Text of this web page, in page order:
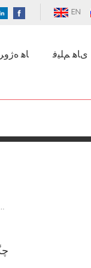
EN
ﺎﻫ ﯼﺎﻫ ﻢﻠﯿﻓ
چگونه پمپ سیرکولاسیون گوگرد